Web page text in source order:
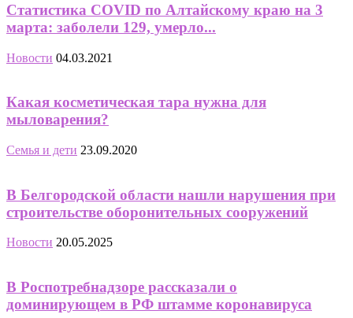
Статистика COVID по Алтайскому краю на 3
марта: заболели 129, умерло...
Новости 04.03.2021
Какая косметическая тара нужна для
мыловарения?
Семья и дети 23.09.2020
В Белгородской области нашли нарушения при
строительстве оборонительных сооружений
Новости 20.05.2025
В Роспотребнадзоре рассказали о
доминирующем в РФ штамме коронавируса